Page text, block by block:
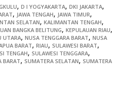
, D I YOGYAKARTA, DKI JAKARTA,
, JAWA TENGAH, JAWA TIMUR,
SELATAN, KALIMANTAN TENGAH,
BANGKA BELITUNG, KEPULAUAN RIAU,
UTARA, NUSA TENGGARA BARAT, NUSA
BARAT, RIAU, SULAWESI BARAT,
TENGAH, SULAWESI TENGGARA,
BARAT, SUMATERA SELATAN, SUMATERA